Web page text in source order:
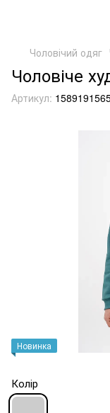
Чоловічий одяг
Чоловіче
Артикул:
Новинка
Колір